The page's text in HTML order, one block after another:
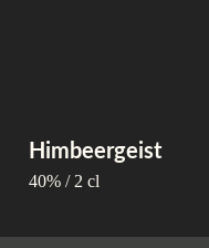
content
Himbeergeist
40% / 2 cl